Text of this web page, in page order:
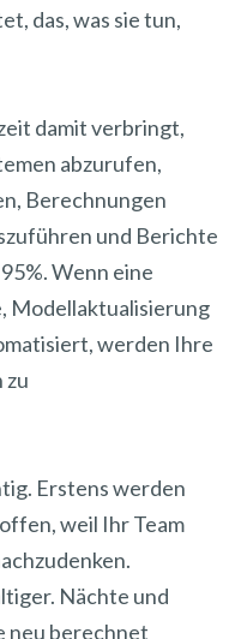
das, was sie tun,
damit verbringt,
abzurufen,
Berechnungen
und Berichte
Wenn eine
Modellaktualisierung
werden Ihre
zu
Erstens werden
weil Ihr Team
Nächte und
neu berechnet